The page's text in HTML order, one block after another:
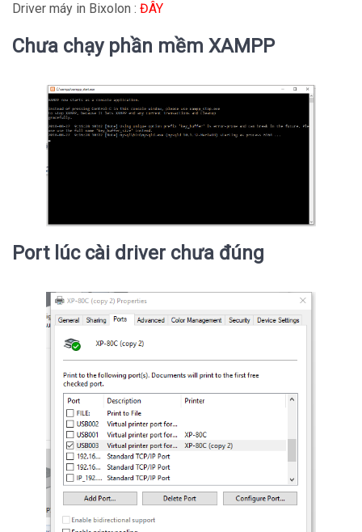
Driver máy in Bixolon : ĐÂY
Chưa chạy phần mềm XAMPP
Port lúc cài driver chưa đúng